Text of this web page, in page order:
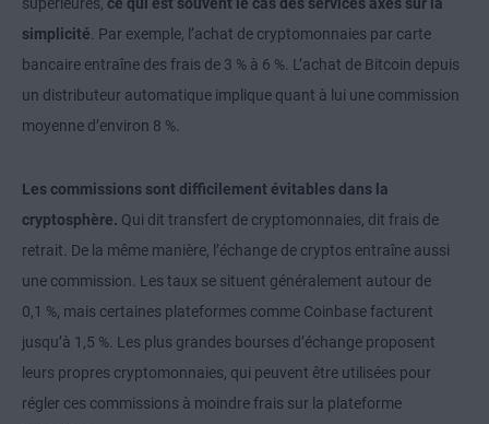
supérieures, ce qui est souvent le cas des services axés sur la
simplicité. Par exemple, l’achat de cryptomonnaies par carte
bancaire entraîne des frais de 3 % à 6 %. L’achat de Bitcoin depuis
un distributeur automatique implique quant à lui une commission
moyenne d’environ 8 %.
Les commissions sont difficilement évitables dans la
cryptosphère. Qui dit transfert de cryptomonnaies, dit frais de
retrait. De la même manière, l’échange de cryptos entraîne aussi
une commission. Les taux se situent généralement autour de
0,1 %, mais certaines plateformes comme Coinbase facturent
jusqu’à 1,5 %. Les plus grandes bourses d’échange proposent
leurs propres cryptomonnaies, qui peuvent être utilisées pour
régler ces commissions à moindre frais sur la plateforme